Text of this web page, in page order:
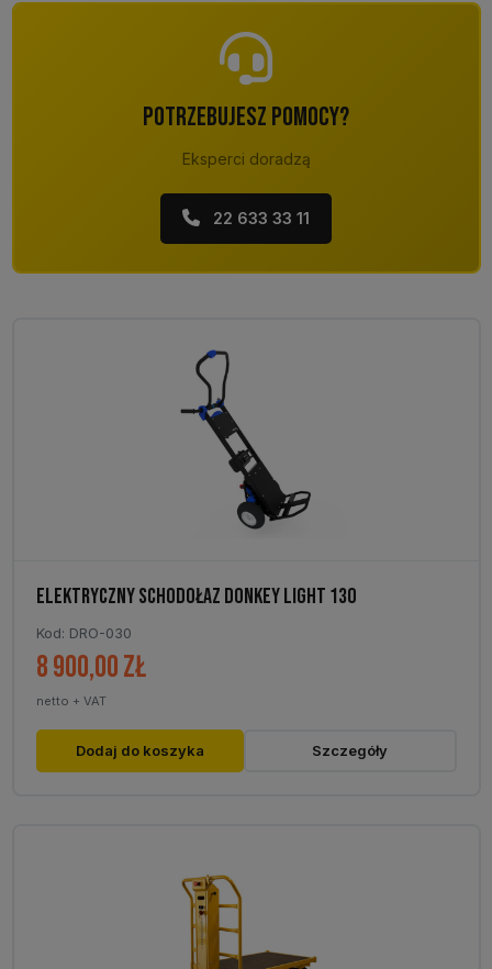
POTRZEBUJESZ POMOCY?
Eksperci doradzą
22 633 33 11
ELEKTRYCZNY SCHODOŁAZ DONKEY LIGHT 130
Kod: DRO-030
8 900,00zł
netto + VAT
Dodaj do koszyka Szczegóły